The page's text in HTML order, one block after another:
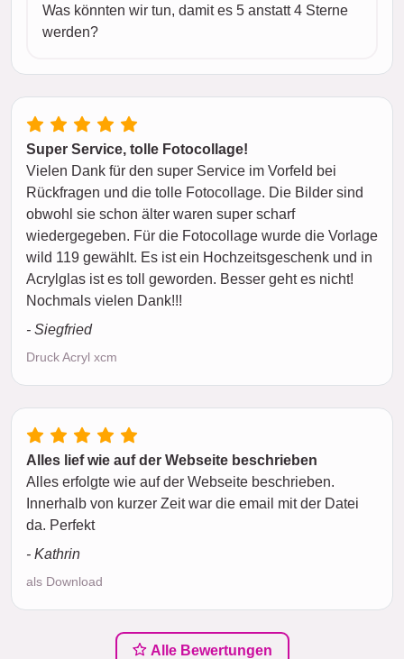
Was könnten wir tun, damit es 5 anstatt 4 Sterne
werden?
Super Service, tolle Fotocollage!
Vielen Dank für den super Service im Vorfeld bei
Rückfragen und die tolle Fotocollage. Die Bilder sind
obwohl sie schon älter waren super scharf
wiedergegeben. Für die Fotocollage wurde die Vorlage
wild 119 gewählt. Es ist ein Hochzeitsgeschenk und in
Acrylglas ist es toll geworden. Besser geht es nicht!
Nochmals vielen Dank!!!
- Siegfried
Druck Acryl xcm
Alles lief wie auf der Webseite beschrieben
Alles erfolgte wie auf der Webseite beschrieben.
Innerhalb von kurzer Zeit war die email mit der Datei
da. Perfekt
- Kathrin
als Download
Alle Bewertungen